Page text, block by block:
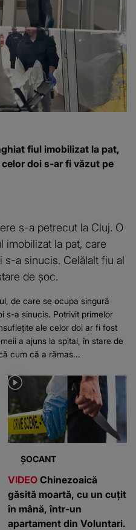
fiul imobilizat la pat,
doi s-ar fi văzut pe
s-a petrecut la Cluj. O
imobilizat la pat, care
s-a sinucis. Celălalt fiu al
de șoc.
de care se ocupa singură
s-a sinucis. Potrivit primelor
ale celor doi ar fi fost
a ajuns la spital, în stare de
cum că a rămas...
ȘOCANT
VIDEO Chinezoaică
găsită moartă, cu un cuțit
în mână, într-un
apartament din Voluntari.